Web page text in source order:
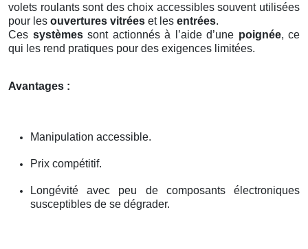
volets roulants sont des choix accessibles souvent utilisées
pour les ouvertures vitrées et les entrées.
Ces systèmessont actionnés à l’aide d’une poignée, ce
qui les rend pratiques pour des exigences limitées.
Avantages :
Manipulation accessible.
Prix compétitif.
Longévité avec peu de composants électroniques
susceptibles de se dégrader.